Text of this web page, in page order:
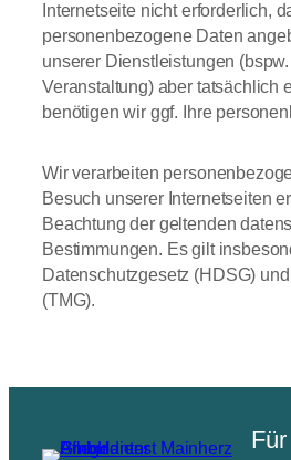
Internetseite nicht erforderlich,
personenbezogene Daten
unserer Dienstleistungen
Veranstaltung) aber tatsächlich
benötigen wir ggf. Ihre
Wir verarbeiten
Besuch unserer Internetseiten
Beachtung der geltenden
Bestimmungen. Es gilt
Datenschutzgesetz (HDSG)
(TMG).